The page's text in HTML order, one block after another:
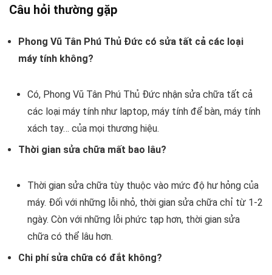
Câu hỏi thường gặp
Phong Vũ Tân Phú Thủ Đức có sửa tất cả các loại
máy tính không?
Có, Phong Vũ Tân Phú Thủ Đức nhận sửa chữa tất cả
các loại máy tính như laptop, máy tính để bàn, máy tính
xách tay… của mọi thương hiệu.
Thời gian sửa chữa mất bao lâu?
Thời gian sửa chữa tùy thuộc vào mức độ hư hỏng của
máy. Đối với những lỗi nhỏ, thời gian sửa chữa chỉ từ 1-2
ngày. Còn với những lỗi phức tạp hơn, thời gian sửa
chữa có thể lâu hơn.
Chi phí sửa chữa có đắt không?